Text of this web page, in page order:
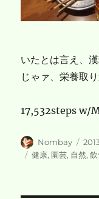
いたとは言え、
じゃァ、栄養取
17,532steps w/
投
稿
Nombay
投
稿
タ
健康, 園芸, 自然,